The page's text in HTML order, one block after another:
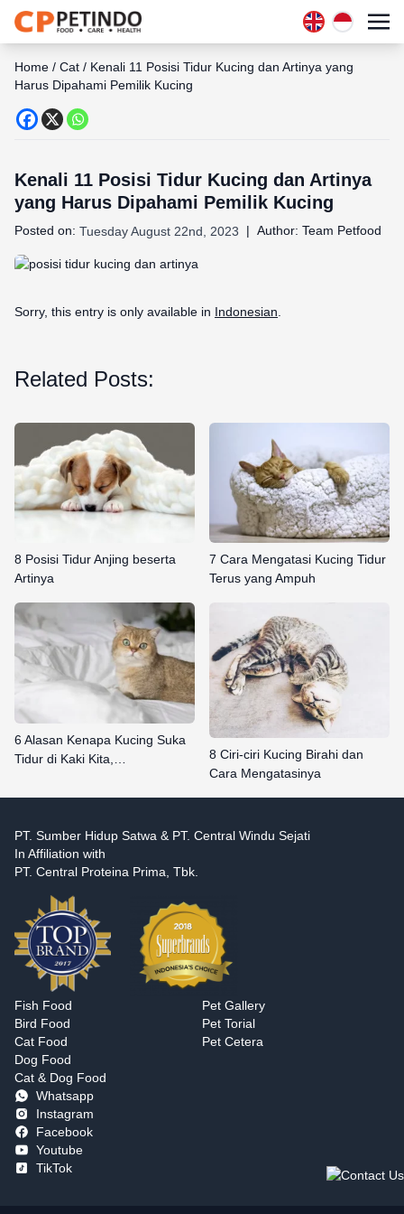
Home / Cat / Kenali 11 Posisi Tidur Kucing dan Artinya yang
Harus Dipahami Pemilik Kucing
Kenali 11 Posisi Tidur Kucing dan Artinya
yang Harus Dipahami Pemilik Kucing
Posted on: Tuesday August 22nd, 2023 | Author: Team Petfood
Sorry, this entry is only available in Indonesian
Related Posts:
8 Posisi Tidur Anjing beserta
Artinya
7 Cara Mengatasi Kucing Tidur
Terus yang Ampuh
6 Alasan Kenapa Kucing Suka
Tidur di Kaki Kita,…
8 Ciri-ciri Kucing Birahi dan
Cara Mengatasinya
PT. Sumber Hidup Satwa & PT. Central Windu Sejati
In Affiliation with
PT. Central Proteina Prima, Tbk.
Fish Food
Bird Food
Cat Food
Dog Food
Cat & Dog Food
Pet Gallery
Pet Torial
Pet Cetera
Whatsapp
Instagram
Facebook
Youtube
TikTok